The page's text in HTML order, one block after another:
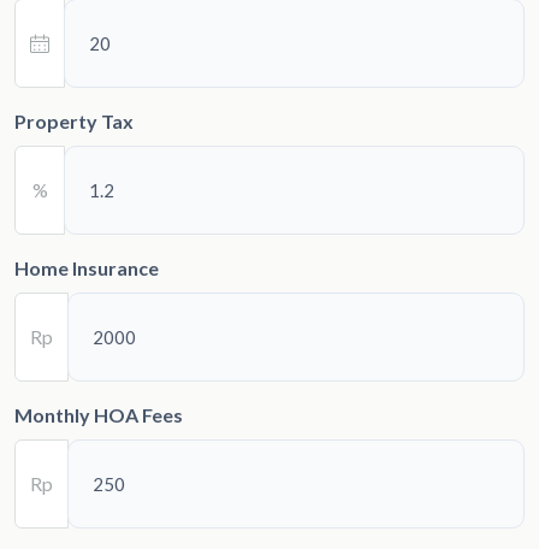
Property Tax
%
Home Insurance
Rp
Monthly HOA Fees
Rp